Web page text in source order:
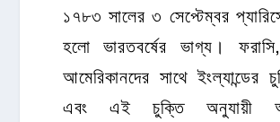
১৭৮৩ সালের ৩ সেপ্টেম্বর প্যারিসে
হলো ভারতবর্ষের ভাগ্য।
আমেরিকানদের সাথে ইংল্যান্ডের
এবং এই চুক্তি অনুযায়ী